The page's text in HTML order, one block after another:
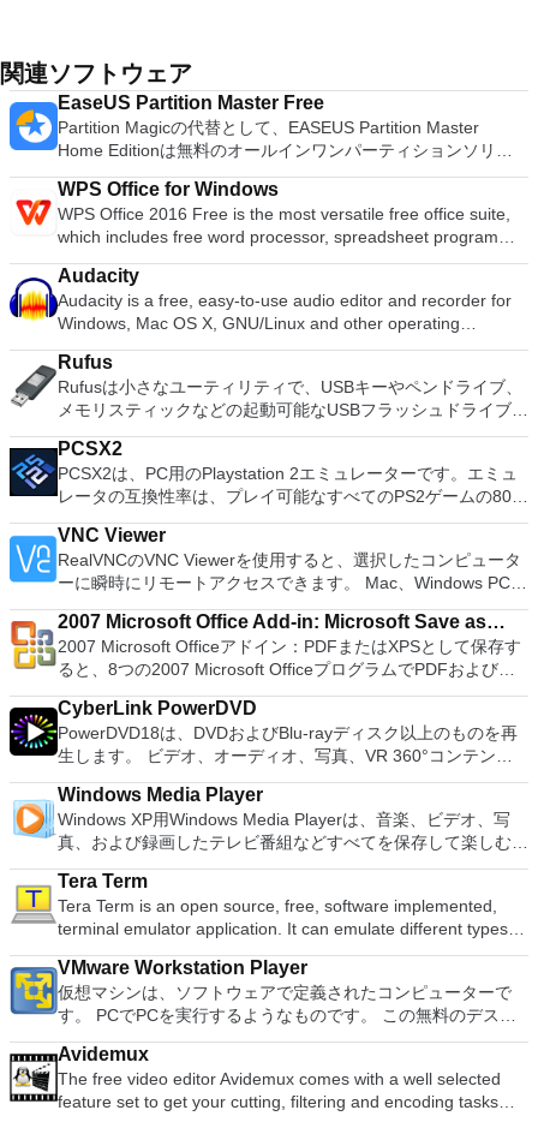
関連ソフトウェア
EaseUS Partition Master Free
Partition Magicの代替として、EASEUS Partition Master
Home Editionは無料のオールインワンパーティションソリュ
ーションおよびディスク管理ユーティリティです。パーティシ
ョンの拡張（特にシステムドライブ用）、ディスク領域の管
理、MBRおよびGUIDパーティションテーブル（GPT）ディス
クのディスク領域不足の問題の解決を可能にします。 パーテ
ィションのサイズ変更/移動システムドライブを拡張するディ
スクとパーティションをコピーパーティションをマージ分割パ
ーティション空き領域を再分配するダイナミックディスクの変
換パーティションを回復する
WPS Office for Windows
WPS Office 2016 Free is the most versatile free office suite,
which includes free word processor, spreadsheet program
and presentation maker. With these three programs you will
easily be able to deal with any office related tasks. WPS
Office 2016 Free has multiple language support for English,
French, German, Spanish, Portuguese,Russian and Polish
languages. To switch between languages requires only a
single click! Despite being a free suite, WPS Office comes
with many innovative features, such as the paragraph
adjustment tool and multiple tabbed feature. It also has a PDF
converter, spell check and word count feature. WPS Office
2016 Personal Edition supports switching language UI,File
Roaming and Docer online templates. Key features include:
Writer Efficient word processor. Presentation Multimedia
presentations creator. Spreadsheets Powerful tool for data
processing and analysis. 100% compatible with MS Office
document file types (.docx, .pptx, .xlsx, etc.). Thousands of
support (iOS and Android). WPS Cloud Storage included.
Although it is a free suite, WPS Office 2016 Free comes with
many innovative features, including a useful a paragraph
adjustment tool int he Writer program. It has an Office to PDF
converter, automatic spell checking and word count features.
It also has some neat tools such as the Watermark in
document, and converting PowerPoint to Word document
support. Overall, WPS Office 2016 Free is a good alternative
to Microsoft's offering. The Writer program is a versatile word
processor; the Presentation program is an easy to use and
effective slide show maker that helps you to create impressive
multimedia presentations; and the Spreadsheets program is
both a flexible and a powerful spreadsheet application.
Audacity
Audacity is a free, easy-to-use audio editor and recorder for
Windows, Mac OS X, GNU/Linux and other operating
systems. You can use Audacity to: Record live audio. Convert
tapes and records into digital recordings or CDs. Edit Ogg
Vorbis, MP3, WAV or AIFF sound files. Cut, copy, splice or mix
sounds together. Change the speed or pitch of a recording.
Add new effects with LADSPA plug-ins. And more!
Rufus
Rufusは小さなユーティリティで、USBキーやペンドライブ、
メモリスティックなどの起動可能なUSBフラッシュドライブを
フォーマットおよび作成できます。 Rufusは、次のシナリオで
役立ちます。 Windows、Linux、およびUEFI用の起動可能な
ISOからUSBインストールメディアを作成する必要がある場
合。 OSがインストールされていないシステムで作業する必要
がある場合。 BIOSまたはその他のファームウェアをDOSから
フラッシュする必要がある場合。 低レベルのユーティリティ
を実行する必要がある場合。 Rufusは次の* ISOで動作しま
す：Arch Linux、Archbang、BartPE / pebuilder、CentOS、
Damn Small Linux、Fedora、FreeDOS、Gentoo、
gNewSense、Hiren&#39;s Boot CD、LiveXP、Knoppix、
Kubuntu、Linux Mint、NT Password Registry Editor、
OpenSUSE、Parted Magic、Slackware、Tails、Trinity
Rescue Kit、Ubuntu、Ultimate Boot CD、Windows XP（SP2
以降）、Windows Server 2003 R2、Windows Vista、
Windows 7、Windows 8。 *このリストは完全ではありませ
ア語、マレーシア語、セシュティナ、ダンスク、ドイツ語、英
語、スペイン語、フランス語、フルバツキー、イタリア語、ラ
トヴィエシュ、リエトゥビウ、マジャール、オランダ、ノルス
ク、ポルスキ、ポルトガル、ポルトガル、スロヴェンスキー、
スロベンツキー、スロヴェンスキーSrpski、Suomi、
Svenska、Türkçe。
PCSX2
PCSX2は、PC用のPlaystation 2エミュレーターです。エミュ
レータの互換性率は、プレイ可能なすべてのPS2ゲームの80％
以上を誇っています。かなり強力なコンピューターを所有して
いる場合、PCSX2は優れたエミュレーターです。また、この
アプリケーションはローエンドコンピューターのサポートも提
供するため、Playstation 2コンソールのすべての所有者は、
PCで動作するゲームを見ることができます。 PCSX2エミュレ
ーターを使用すると、PS2コントローラーを使用して、本物の
プレイステーション体験をシミュレートできます。このアプリ
ケーションでは、ディスクからゲームを直接実行することも、
ハードドライブからISOイメージとして実行することもできま
す。 主な機能は次のとおりです。 Savestates：ボタンを1つ
押すだけで、ゲームの現在の「状態」を保存できます。 無制
限のメモリーカード：好きなだけメモリーカードを保存でき、
8MBから64MBまでの単一の物理カードに制限されなくなりま
した。 高解像度グラフィックス：PCSX2を使用すると、
1080pまたは4K HDでゲームをプレイできます。 全体とし
ゲームを高い精度でエミュレートでき、Windowsとエミュレ
ーターを切り替えることができます。欠点は、高速ゲームに苦
労し、時々フリーズまたはクラッシュすることです。* PCSX2
を使用するには、コンソールから抽出できるPlaystation 2
BIOSが必要です。
VNC Viewer
RealVNCのVNC Viewerを使用すると、選択したコンピュータ
ーに瞬時にリモートアクセスできます。 Mac、Windows PC、
またはLinuxマシン、世界中のどこからでも。 VNC Viewerを
使用すると、コンピューターのデスクトップを表示したり、コ
ンピューターの前に直接座っているかのようにマウスとキーボ
ードを制御したりできます。 VNC Viewerは、インストールと
使用が簡単です。制御したいデバイスでインストーラーを実行
し、指示に従ってください。オプションで、Windowsでのリ
モート展開に使用可能なMSIがあります。デスクトッププラッ
トフォームにVNC Viewerをインストールする権限がない場合
は、スタンドアロンオプションを選択する必要があります。
主な機能は次のとおりです。 クラウドサービスを介してVNC
Connectを実行しているコンピューターに接続します。 Apple
Screen Sharing（ARD）などのサードパーティ製のVNC互換
ソフトウェアを実行しているコンピューターに直接接続しま
す。 各デバイスでVNC Viewerにサインインして、すべてのデ
バイス間の接続をバックアップおよび同期します。 仮想キー
の高度なキーが含まれています。 Bluetoothキーボードのサポ
ート。 VNC Connectサブスクリプションには、無料、有料、
試用の3つのバージョンがあります。 制御する必要のあるマシ
ンごとに、RealVNCのWebサイトにアクセスして、各コンピ
ューターにVNC Connectをダウンロードするだけです。次
に、RealVNCアカウントの資格情報を使用して、ローカルマ
シンでVNC Viewerにサインインします。そこから、コンピュ
2007 Microsoft Office Add-in: Microsoft Save as
PDF or XPS
2007 Microsoft Officeアドイン：PDFまたはXPSとして保存す
ると、8つの2007 Microsoft OfficeプログラムでPDFおよび
XPS形式にエクスポートして保存できます。このツールを使用
すると、これらのプログラムのサブセットでPDF形式および
XPS形式の電子メール添付ファイルとして送信することもでき
ます（特定の機能はプログラムによって異なります）。 この
ダウンロードは、次のOfficeプログラムで動作します。
Microsoft Office Access 2007。 Microsoft Office Excel 2007。
Microsoft Office InfoPath 2007。 Microsoft Office OneNote
2007。 Microsoft Office PowerPoint 2007。 Microsoft Office
Publisher 2007。 Microsoft Office Visio 2007。 Microsoft
Office Word 2007。 2007 Microsoft Officeプログラムのこの
Microsoft Save as PDFまたはXPSアドインは、2007 Microsoft
Office systemソフトウェアの補足条項であり、2007 Microsoft
Office systemソフトウェアのライセンス条項の対象となりま
す。 システム要件：サポートされているオペレーティングシ
ステム。 Windows Server 2003、Windows Vista、Windows
CyberLink PowerDVD
PowerDVD18は、DVDおよびBlu-rayディスク以上のものを再
生します。 ビデオ、オーディオ、写真、VR 360°コンテン
ツ、さらにはYouTubeやVimeoにとっても、PowerDVD18は重
要なエンターテイメントの仲間です。 Ultra HD HDR TVとサ
ラウンドサウンドシステムの可能性を解き放ち、360°ビデオ
の増え続けるコレクションへのアクセスで仮想世界に没頭する
か、PCまたはラップトップでの比類のない再生サポートと独
自の強化により、どこにいても簡単にリラックスできます。
新機能は次のとおりです。 4K DHR向けに最適化 Ultra HD
Blu-ray、4K、HEVC / H.265およびHDR10コンテンツをサポー
ト全画面モードで21：9モニターで2.35：1の映画を見る常時
オンのミニビューでYouTubeライブを見る YouTubeおよび
Vimeoで4K HDRおよび360ビデオを再生 VRエクスペリエンス
の向上：Microsoft Mixed Realityヘッドセット、HTC、VIVE、
およびOculus Riftをサポート Fire TVとキャストのサポート
注：これは商用トライアルです。
Windows Media Player
Windows XP用Windows Media Playerは、音楽、ビデオ、写
真、および録画したテレビ番組などすべてを保存して楽しむ最
適な機能を搭載しています。 再生、表示、外出先で楽しむた
めのポータブル デバイスとの同期、さらには家中のデバイス
との共有も、すべて1か所で行えます。 シンプルなデザイン -
まったく新しい外観でデジタル エンターテイメントを楽しめ
ます。 大好きな音楽をより多く - デジタル音楽体験がさらに
楽しくなります。 エンターテイメントをすべて1つの場所に -
音楽、ビデオ、写真、録画したテレビ番組をすべて保存して楽
しめます。 どこでも楽しめる - どこにいても音楽、ビデオ、
写真にアクセスできます。
Tera Term
Tera Term is an open source, free, software implemented,
terminal emulator application. It can emulate different types of
computer terminals, from DEC VT100 to DEC VT382, and it
supports telnet, SSH 1 & 2 and serial port connections. It also
has a built-in macro scripting language and some other useful
plugins. Key features include: Automatically creates logs with
unique log names. Supports SSH, standard telnet and serial
ports. Supports dec/digital/vt terminal standards. Tera Term is
a useful application, which allows the connection to any
remote Telnet or SSH hosts. It sports a clean and crisp layout
VMware Workstation Player
仮想マシンは、ソフトウェアで定義されたコンピューターで
す。 PCでPCを実行するようなものです。 この無料のデスク
トップ仮想化ソフトウェアアプリケーションにより、VMware
Workstation、VMware Fusion、VMware Server、または
VMware ESXで作成された仮想マシンを簡単に操作できます。
主な機能は次のとおりです。 1台のPCで複数のオペレーティ
Avidemux
The free video editor Avidemux comes with a well selected
feature set to get your cutting, filtering and encoding tasks